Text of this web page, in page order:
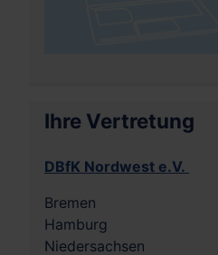
Ihre Vertretung
DBfK Nordwest e.V.
Bremen
Hamburg
Niedersachsen